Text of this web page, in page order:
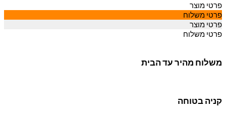
פרטי מוצר
פרטי משלוח
פרטי מוצר
פרטי משלוח
משלוח מהיר עד הבית
קניה בטוחה